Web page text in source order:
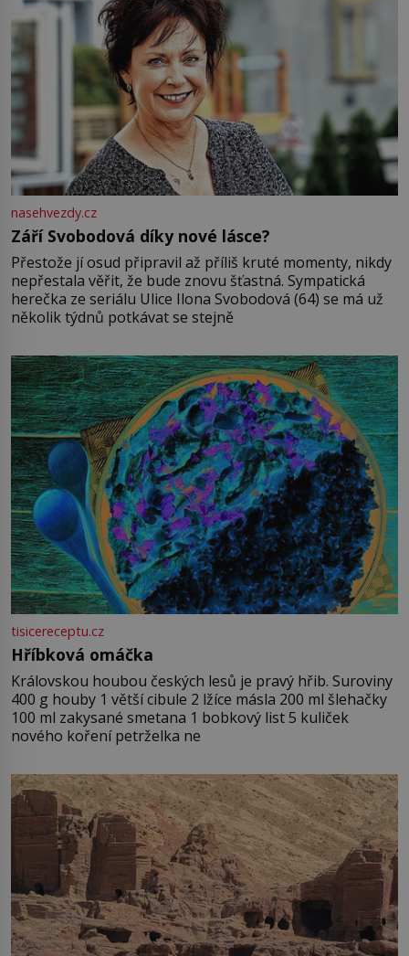
nasehvezdy.cz
Září Svobodová díky nové lásce?
Přestože jí osud připravil až příliš kruté momenty, nikdy
nepřestala věřit, že bude znovu šťastná. Sympatická
herečka ze seriálu Ulice Ilona Svobodová (64) se má už
několik týdnů potkávat se stejně
tisicereceptu.cz
Hříbková omáčka
Královskou houbou českých lesů je pravý hřib. Suroviny
400 g houby 1 větší cibule 2 lžíce másla 200 ml šlehačky
100 ml zakysané smetana 1 bobkový list 5 kuliček
nového koření petrželka ne